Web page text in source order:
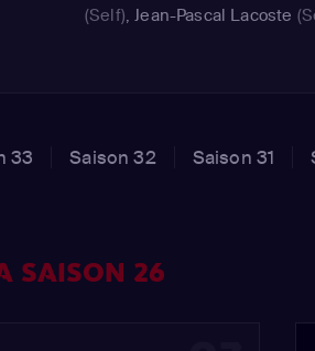
(Self),Jean-Pascal Lacoste
33 Saison 32 Saison 31
SAISON 26